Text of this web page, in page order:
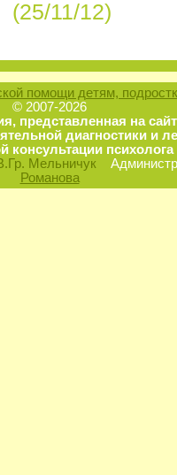
(25/11/12)
помощи детям,
© 2007-2026
на
диагностики и
консультации
Мельничук
Романова